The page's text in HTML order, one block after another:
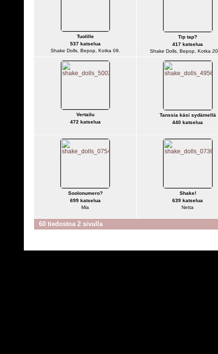
Tuolille
537 katselua
Shake Dolls, Bepop, Kotka 09.
Tip tap?
417 katselua
Shake Dolls, Bepop, Kotka
Vertailu
472 katselua
Tanssia käsi sydämellä
440 katselua
Soolonumero?
699 katselua
Mia
Shake!
639 katselua
Netta
60 tiedostoa 2 sivulla